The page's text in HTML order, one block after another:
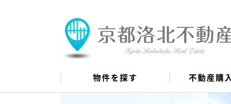
物件を探す 不動産購